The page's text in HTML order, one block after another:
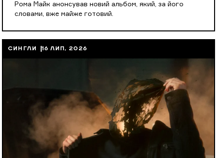
Рома Майк анонсував новий альбом, який, за його
словами, вже майже готовий.
СИНГЛИ 16 ЛИП, 2026